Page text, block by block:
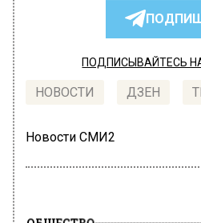
ПОДПИСЫВАЙТЕСЬ
НОВОСТИ ДЗЕН
Новости СМИ2